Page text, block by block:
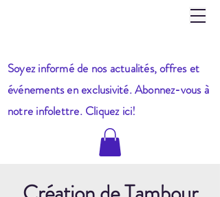
Soyez informé de nos actualités, offres et
événements en exclusivité. Abonnez-vous à
notre infolettre. Cliquez ici!